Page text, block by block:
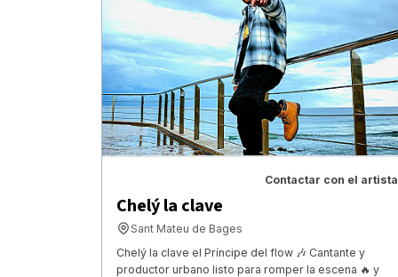
Contactar con el artista
Chelý la clave
Sant Mateu de Bages
Chelý la clave el Príncipe del flow 🎶 Cantante y
productor urbano listo para romper la escena 🔥 y